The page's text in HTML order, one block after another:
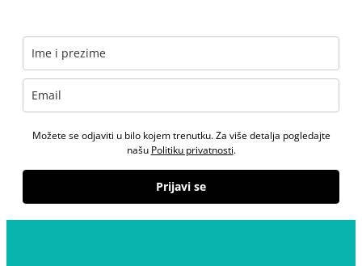
Možete se odjaviti u bilo kojem trenutku. Za više detalja pogledajte
našu Politiku privatnosti.
Prijavi se